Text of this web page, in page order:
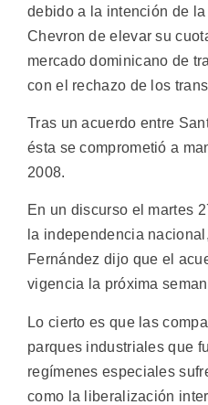
debido a la intención de
Chevron de elevar su
mercado dominicano de
con el rechazo de los
Tras un acuerdo entre
ésta se comprometió a
2008.
En un discurso el martes
la independencia
Fernández dijo que el
vigencia la próxima
Lo cierto es que las
parques industriales que
regímenes especiales
como la liberalización